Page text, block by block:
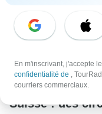
Suisse : des
En m'inscrivant, j'accepte
confidentialité de ,
courriers commerciaux.